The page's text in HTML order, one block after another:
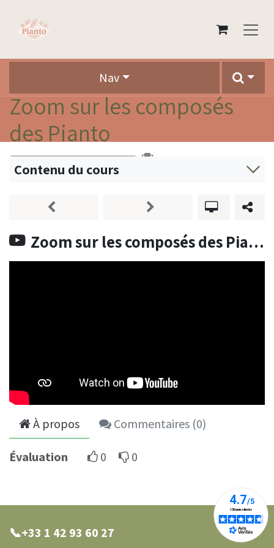
Nav
Zoom sur les composés
des Pianto
Contenu du cours
Zoom sur les composés des Pianto
À propos Commentaires (0)
Évaluation 0 0
📞+33 1 42 93 60 27